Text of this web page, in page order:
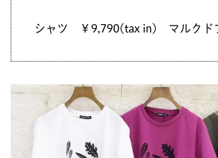
シャツ ￥9,790(tax in) マルクド